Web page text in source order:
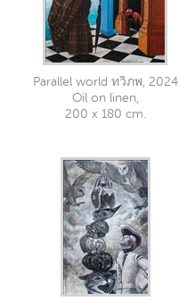
Parallel world ทวิภพ, 2024
Oil on linen,
200 x 180 cm.